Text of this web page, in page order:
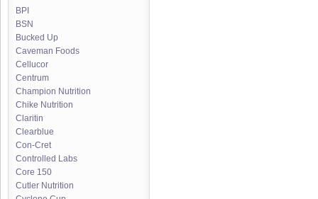
BPI
BSN
Bucked Up
Caveman Foods
Cellucor
Centrum
Champion Nutrition
Chike Nutrition
Claritin
Clearblue
Con-Cret
Controlled Labs
Core 150
Cutler Nutrition